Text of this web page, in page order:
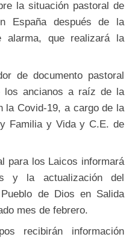
la situación pastoral de
España después de la
alarma, que realizará la
de documento pastoral
los ancianos a raíz de la
la Covid-19, a cargo de la
Familia y Vida y C.E. de
para los Laicos informará
y la actualización del
de Dios en Salida
mes de febrero.
recibirán información